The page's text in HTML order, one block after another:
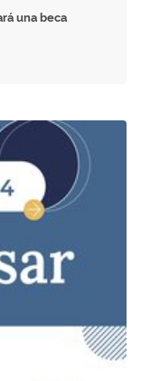
una beca